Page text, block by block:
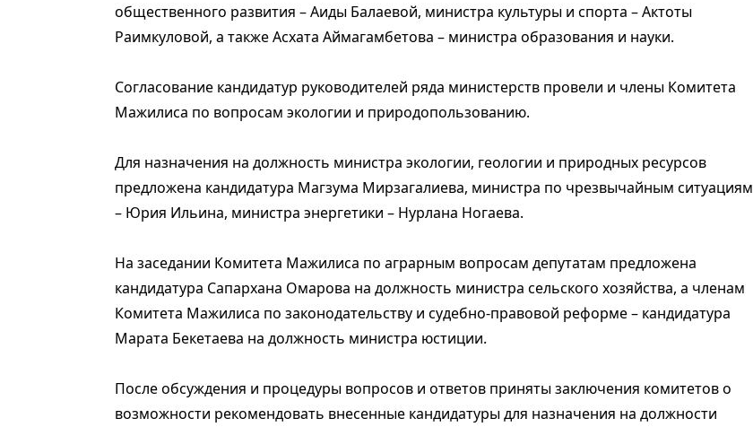
общественного развития – Аиды Балаевой, министра культуры и спорта – Актоты
Раимкуловой, а также Асхата Аймагамбетова – министра образования и науки.
Согласование кандидатур руководителей ряда министерств провели и члены Комитета
Мажилиса по вопросам экологии и природопользованию.
Для назначения на должность министра экологии, геологии и природных ресурсов
предложена кандидатура Магзума Мирзагалиева, министра по чрезвычайным ситуациям
– Юрия Ильина, министра энергетики – Нурлана Ногаева.
На заседании Комитета Мажилиса по аграрным вопросам депутатам предложена
кандидатура Сапархана Омарова на должность министра сельского хозяйства, а членам
Комитета Мажилиса по законодательству и судебно-правовой реформе – кандидатура
Марата Бекетаева на должность министра юстиции.
После обсуждения и процедуры вопросов и ответов приняты заключения комитетов о
возможности рекомендовать внесенные кандидатуры для назначения на должности